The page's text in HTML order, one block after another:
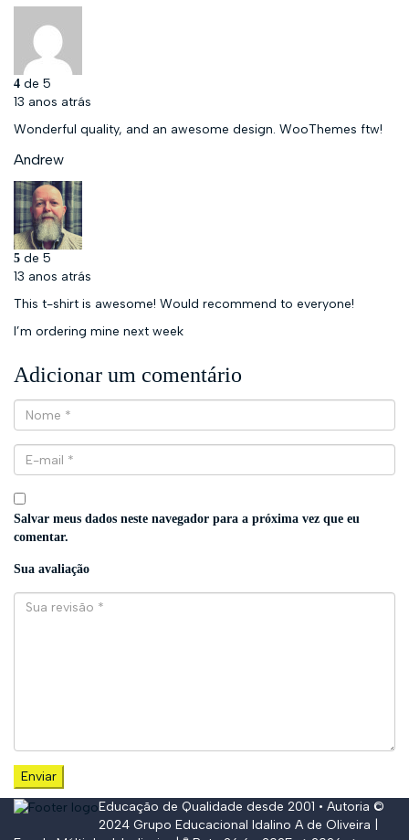
4 de 5
13 anos atrás
Wonderful quality, and an awesome design. WooThemes ftw!
Andrew
5 de 5
13 anos atrás
This t-shirt is awesome! Would recommend to everyone!
I’m ordering mine next week
Adicionar um comentário
Salvar meus dados neste navegador para a próxima vez que eu
comentar.
Sua avaliação
Educação de Qualidade desde 2001 • Autoria ©
2024 Grupo Educacional Idalino A de Oliveira